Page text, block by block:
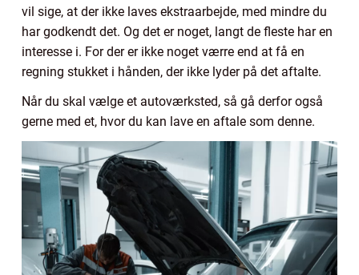
vil sige, at der ikke laves ekstraarbejde, med mindre du
har godkendt det. Og det er noget, langt de fleste har en
interesse i. For der er ikke noget værre end at få en
regning stukket i hånden, der ikke lyder på det aftalte.
Når du skal vælge et autoværksted, så gå derfor også
gerne med et, hvor du kan lave en aftale som denne.